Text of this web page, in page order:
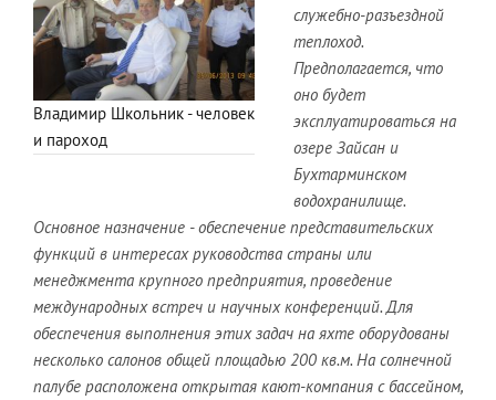
Владимир Школьник - человек
и пароход
служебно-разъездной
теплоход.
Предполагается, что
оно будет
эксплуатироваться на
озере Зайсан и
Бухтарминском
водохранилище.
Основное назначение - обеспечение представительских
функций в интересах руководства страны или
менеджмента крупного предприятия, проведение
международных встреч и научных конференций. Для
обеспечения выполнения этих задач на яхте оборудованы
несколько салонов общей площадью 200 кв.м. На солнечной
палубе расположена открытая кают-компания с бассейном,